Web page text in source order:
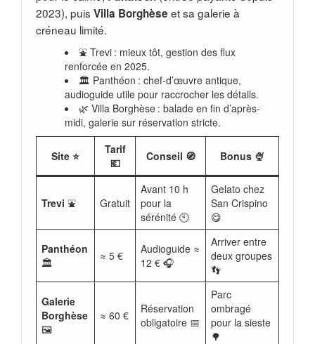
2023), puis Villa Borghèse et sa galerie à
créneau limité.
⛲ Trevi : mieux tôt, gestion des flux
renforcée en 2025.
🏛️ Panthéon : chef-d’œuvre antique,
audioguide utile pour raccrocher les détails.
🌿 Villa Borghèse : balade en fin d’après-
midi, galerie sur réservation stricte.
Site ⭐
Tarif
💶
Conseil 🧭 Bonus 🍨
Trevi ⛲ Gratuit
Avant 10 h
pour la
sérénité 🕙
Gelato chez
San Crispino
😋
Panthéon
🏛️
≈ 5 €
Audioguide ≈
12 € 🎧
Arriver entre
deux groupes
👣
Galerie
Borghèse
🖼️
≈ 60 €
Réservation
obligatoire 📅
Parc
ombragé
pour la sieste
🌳